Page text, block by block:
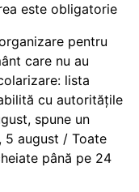
este obligatorie
pentru
care nu au
lista
cu autoritățile
spune un
5 august / Toate
până pe 24